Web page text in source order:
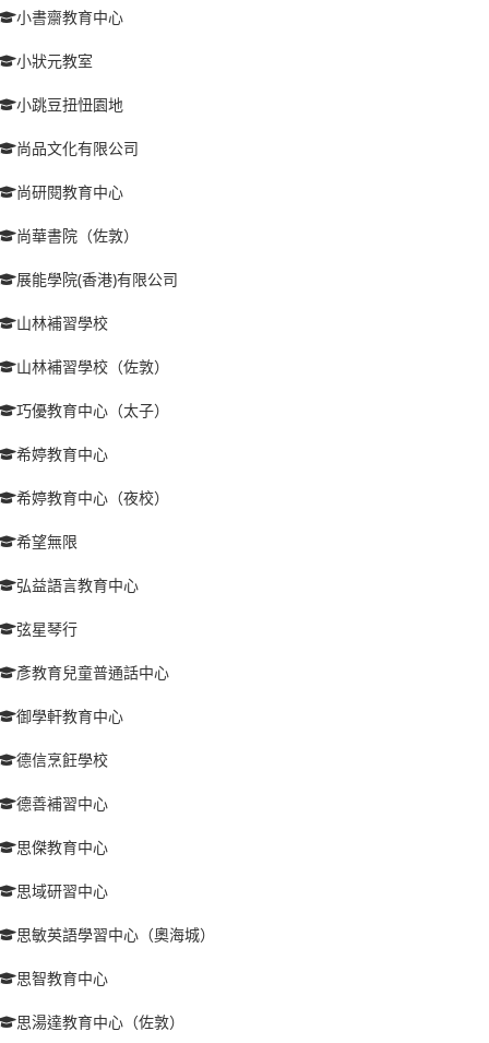
小書齋教育中心
小狀元教室
小跳豆扭忸園地
尚品文化有限公司
尚研閱教育中心
尚華書院（佐敦）
展能學院(香港)有限公司
山林補習學校
山林補習學校（佐敦）
巧優教育中心（太子）
希婷教育中心
希婷教育中心（夜校）
希望無限
弘益語言教育中心
弦星琴行
彥教育兒童普通話中心
御學軒教育中心
德信烹飪學校
德善補習中心
思傑教育中心
思域研習中心
思敏英語學習中心（奧海城）
思智教育中心
思湯達教育中心（佐敦）